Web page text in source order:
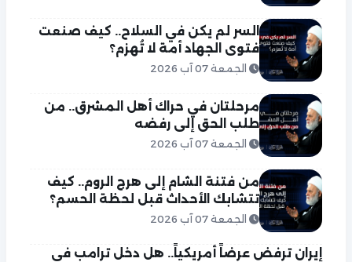
السر لم يكن في السلاح.. كيف صنعت
فتوى الجهاد أمة لا تُهزم؟
الجمعة 07 آب 2026
مرحلتان في حراك أهل المشرق.. من
طلب الحق إلى رفضه
الجمعة 07 آب 2026
من فتنة الشام إلى هرج الروم.. كيف
تتشابك الأحداث قبل لحظة الحسم؟
الجمعة 07 آب 2026
إيران ترفض عرضاً أمريكياً.. هل دخل ترامب في